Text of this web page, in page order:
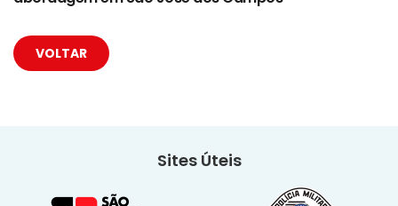
VOLTAR
Sites Úteis